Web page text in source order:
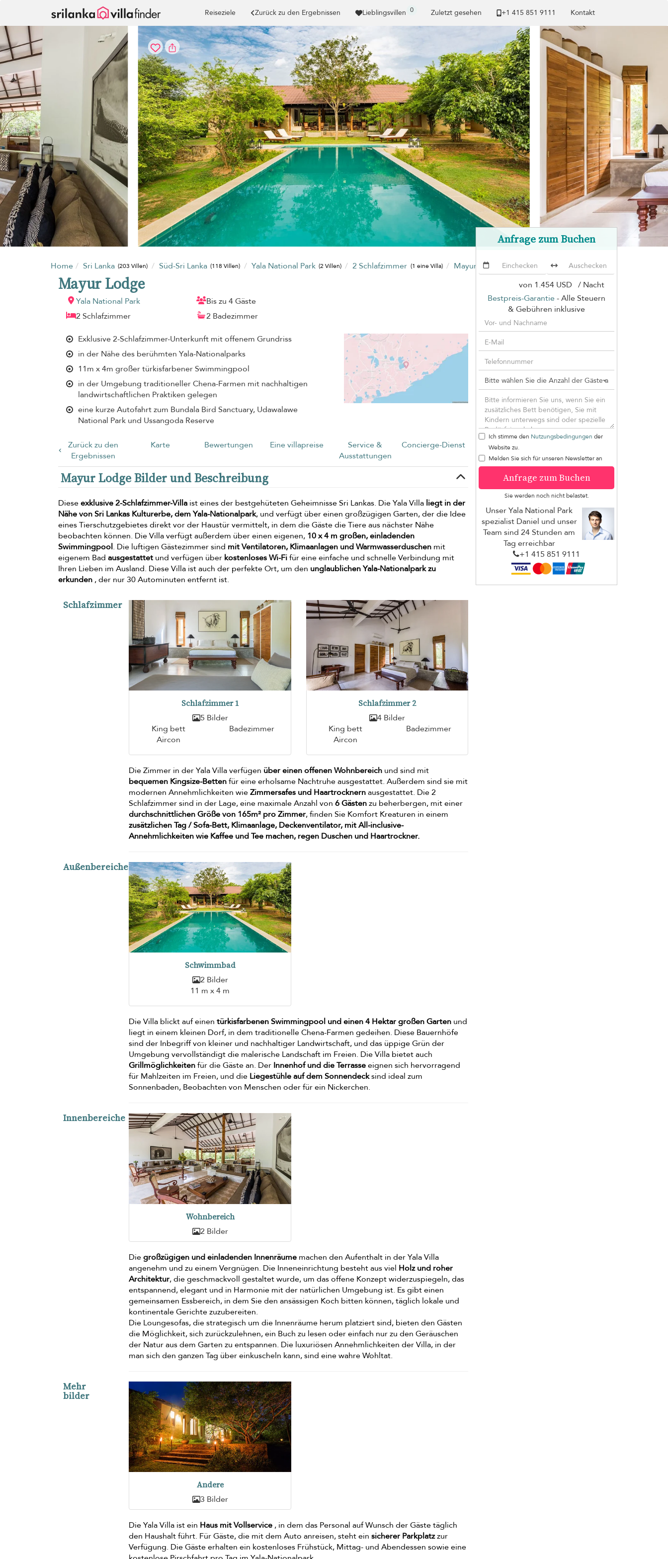
Reiseziele Zurück zu den Ergebnissen Lieblingsvillen 0 Zuletzt gesehen +1 ​415 851 9111 Kontakt
Home Sri Lanka (203 Villen) Süd-Sri Lanka (118 Villen) Yala National Park (2 Villen) 2 Schlafzimmer (1 eine Villa) Mayur Lodge
Mayur Lodge
Yala National Park
Bis zu 4 Gäste
2 Schlafzimmer
2 Badezimmer
Exklusive 2-Schlafzimmer-Unterkunft mit offenem Grundriss
in der Nähe des berühmten Yala-Nationalparks
11m x 4m großer türkisfarbener Swimmingpool
in der Umgebung traditioneller Chena-Farmen mit nachhaltigen
landwirtschaftlichen Praktiken gelegen
eine kurze Autofahrt zum Bundala Bird Sanctuary, Udawalawe
National Park und Ussangoda Reserve
Zurück zu den
Ergebnissen
Karte Bewertungen Eine villapreise
Service &
Ausstattungen
Concierge-Dienst
Mayur Lodge Bilder und Beschreibung
Dieseexklusive 2-Schlafzimmer-Villa ist eines der bestgehüteten Geheimnisse Sri Lankas. Die Yala Villa liegt in der
Nähe von Sri Lankas Kulturerbe, dem Yala-Nationalpark, und verfügt über einen großzügigen Garten, der die Idee
eines Tierschutzgebietes direkt vor der Haustür vermittelt, in dem die Gäste die Tiere aus nächster Nähe
beobachten können. Die Villa verfügt außerdem über einen eigenen, 10 x 4 m großen, einladenden
Swimmingpool. Die luftigen Gästezimmer sind mit Ventilatoren, Klimaanlagen und Warmwasserduschen mit
eigenem Bad ausgestattet und verfügen über kostenloses Wi-Fifür eine einfache und schnelle Verbindung mit
Ihren Lieben im Ausland. Diese Villa ist auch der perfekte Ort, um den unglaublichen Yala-Nationalpark zu
erkunden , der nur 30 Autominuten entfernt ist.
Schlafzimmer
Schlafzimmer 1
5 Bilder
King bett
Badezimmer
Aircon
Schlafzimmer 2
4 Bilder
King bett
Badezimmer
Aircon
Die Zimmer in der Yala Villa verfügen über einen offenen Wohnbereich und sind mit
bequemen Kingsize-Bettenfür eine erholsame Nachtruhe ausgestattet. Außerdem sind sie mit
modernen Annehmlichkeiten wieZimmersafes und Haartrocknernausgestattet. Die 2
Schlafzimmer sind in der Lage, eine maximale Anzahl von6 Gästenzu beherbergen, mit einer
durchschnittlichen Größe von 165m² pro Zimmer, finden Sie Komfort Kreaturen in einem
zusätzlichen Tag / Sofa-Bett, Klimaanlage, Deckenventilator, mit All-inclusive-
Annehmlichkeiten wie Kaffee und Tee machen, regen Duschen und Haartrockner.
Außenbereiche
Schwimmbad
2 Bilder
11 m x 4 m
Die Villa blickt auf einentürkisfarbenen Swimmingpool und einen 4 Hektar großen Garten und
liegt in einem kleinen Dorf, in dem traditionelle Chena-Farmen gedeihen. Diese Bauernhöfe
sind der Inbegriff von kleiner und nachhaltiger Landwirtschaft, und das üppige Grün der
Umgebung vervollständigt die malerische Landschaft im Freien. Die Villa bietet auch
Grillmöglichkeitenfür die Gäste an. Der Innenhof und die Terrasseeignen sich hervorragend
für Mahlzeiten im Freien, und die Liegestühle auf dem Sonnendecksind ideal zum
Sonnenbaden, Beobachten von Menschen oder für ein Nickerchen.
Innenbereiche
Wohnbereich
2 Bilder
Diegroßzügigen und einladenden Innenräume machen den Aufenthalt in der Yala Villa
angenehm und zu einem Vergnügen. Die Inneneinrichtung besteht aus viel Holz und roher
Architektur, die geschmackvoll gestaltet wurde, um das offene Konzept widerzuspiegeln, das
entspannend, elegant und in Harmonie mit der natürlichen Umgebung ist. Es gibt einen
gemeinsamen Essbereich, in dem Sie den ansässigen Koch bitten können, täglich lokale und
kontinentale Gerichte zuzubereiten.
Die Loungesofas, die strategisch um die Innenräume herum platziert sind, bieten den Gästen
die Möglichkeit, sich zurückzulehnen, ein Buch zu lesen oder einfach nur zu den Geräuschen
der Natur aus dem Garten zu entspannen. Die luxuriösen Annehmlichkeiten der Villa, in der
man sich den ganzen Tag über einkuscheln kann, sind eine wahre Wohltat.
Mehr
bilder
Andere
3 Bilder
Die Yala Villa ist ein Haus mit Vollservice , in dem das Personal auf Wunsch der Gäste täglich
den Haushalt führt. Für Gäste, die mit dem Auto anreisen, steht einsicherer Parkplatzzur
Verfügung. Die Gäste erhalten ein kostenloses Frühstück, Mittag- und Abendessen sowie eine
Anfrage zum Buchen
von 1.454 USD / Nacht
Bestpreis-Garantie - Alle Steuern
& Gebühren inklusive
Ich stimme den Nutzungsbedingungen der
Website zu.
Melden Sie sich für unseren Newsletter an
Anfrage zum Buchen
Sie werden noch nicht belastet.
Unser Yala National Park
spezialist Daniel und unser
Team sind 24 Stunden am
Tag erreichbar
+1 ​415 851 9111
Cookie-Einstellungen